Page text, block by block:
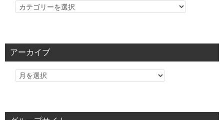
カ
リ
アーカイブ